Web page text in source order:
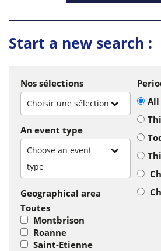
Start a new search :
Nos sélections
Choisir une sélection
An event type
Choose an event
type
Geographical area
Toutes
Montbrison
Roanne
Saint-Etienne
All